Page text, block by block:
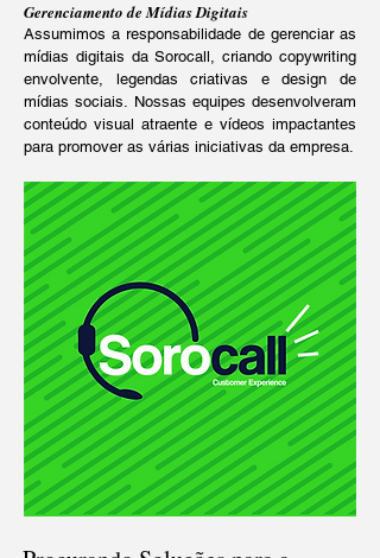
Gerenciamento de Mídias Digitais
Assumimos a responsabilidade de gerenciar as
mídias digitais da Sorocall, criando copywriting
envolvente, legendas criativas e design de
mídias sociais. Nossas equipes desenvolveram
conteúdo visual atraente e vídeos impactantes
para promover as várias iniciativas da empresa.